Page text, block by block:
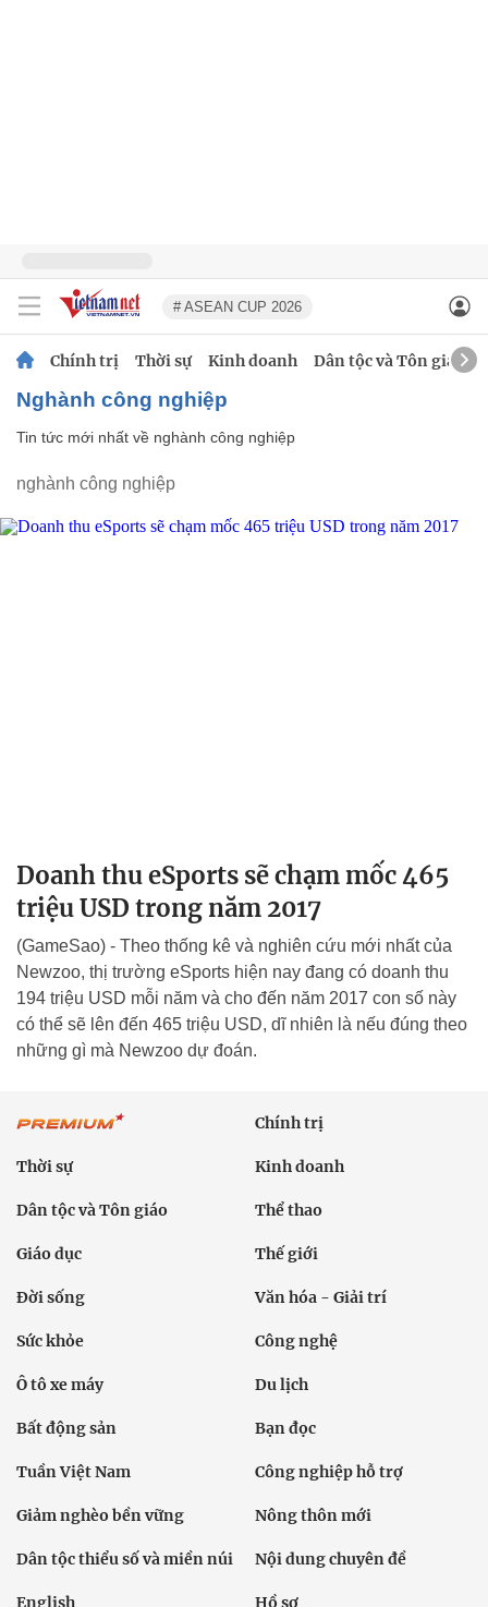
# ASEAN CUP 2026
Chính trị Thời sự Kinh doanh Dân tộc và Tôn giáo
nghành công nghiệp
Tin tức mới nhất về nghành công nghiệp
nghành công nghiệp
Doanh thu eSports sẽ chạm mốc 465
triệu USD trong năm 2017
(GameSao) - Theo thống kê và nghiên cứu mới nhất của
Newzoo, thị trường eSports hiện nay đang có doanh thu
194 triệu USD mỗi năm và cho đến năm 2017 con số này
có thể sẽ lên đến 465 triệu USD, dĩ nhiên là nếu đúng theo
những gì mà Newzoo dự đoán.
Chính trị
Thời sự Kinh doanh
Dân tộc và Tôn giáo Thể thao
Giáo dục Thế giới
Đời sống Văn hóa - Giải trí
Sức khỏe Công nghệ
Ô tô xe máy Du lịch
Bất động sản Bạn đọc
Tuần Việt Nam Công nghiệp hỗ trợ
Giảm nghèo bền vững Nông thôn mới
Dân tộc thiểu số và miền núi Nội dung chuyên đề